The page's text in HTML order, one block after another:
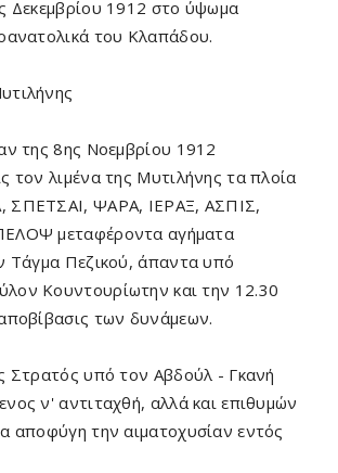
Δεκεμβρίου 1912 στο ύψωμα
του Κλαπάδου.
της 8ης Νοεμβρίου 1912
τον λιμένα της Μυτιλήνης τα πλοία
ΨΑΡΑ, ΙΕΡΑΞ, ΑΣΠΙΣ,
μεταφέροντα αγήματα
Τάγμα Πεζικού, άπαντα υπό
Κουντουρίωτην και την 12.30
των δυνάμεων.
Στρατός υπό τον Αβδούλ - Γκανή
ν' αντιταχθή, αλλά και επιθυμών
αποφύγη την αιματοχυσίαν εντός